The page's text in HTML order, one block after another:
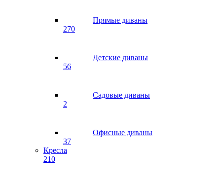
Прямые диваны
270
Детские диваны
56
Садовые диваны
2
Офисные диваны
37
Кресла
210